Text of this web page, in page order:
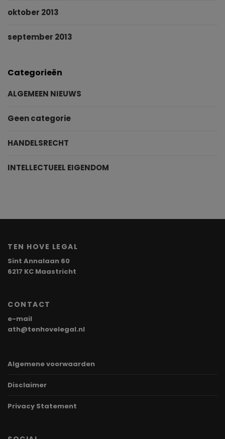
oktober 2013
september 2013
Categorieën
ALGEMEEN NIEUWS
Geen categorie
HANDELSRECHT
INTELLECTUEEL EIGENDOM
TEN HOVE LEGAL
Sint Annalaan 60
6217 KC Maastricht
CONTACT
e-mail
ath@tenhovelegal.nl
Algemene voorwaarden
Disclaimer
Privacy Statement